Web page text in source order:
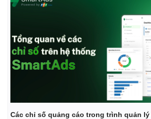
Các chỉ số quảng cáo trong trình quản lý